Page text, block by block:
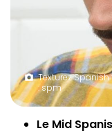
Texturez
: spm
Le Mid